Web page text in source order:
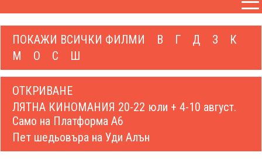
ПОКАЖИ ВСИЧКИ ФИЛМИ В Г Д З
К
М
О С Ш
ОТКРИВАНЕ
ЛЯТНА КИНОМАНИЯ 20-22 юли + 4-10 август.
Само на Платформа А6
Пет шедьовъра на Уди Алън